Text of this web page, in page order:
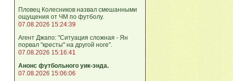
Пловец Колесников назвал смешанными
ощущения от ЧМ по футболу.
07.08.2026 15:24:39
Агент Джапо: "Ситуация сложная - Ян
порвал "кресты" на другой ноге".
07.08.2026 15:16:41
Анонс футбольного уик-энда.
07.08.2026 15:06:06